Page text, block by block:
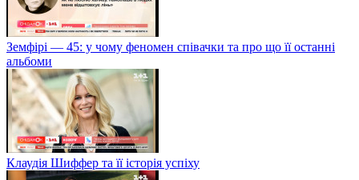
Земфірі — 45: у чому феномен співачки та про що її останні
альбоми
Клаудія Шиффер та її історія успіху